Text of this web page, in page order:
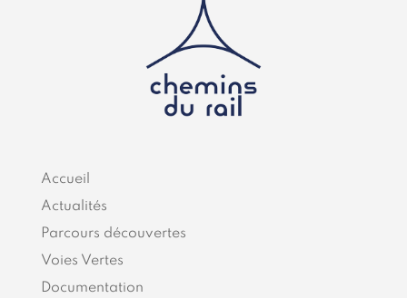
Accueil
Actualités
Parcours découvertes
Voies Vertes
Documentation